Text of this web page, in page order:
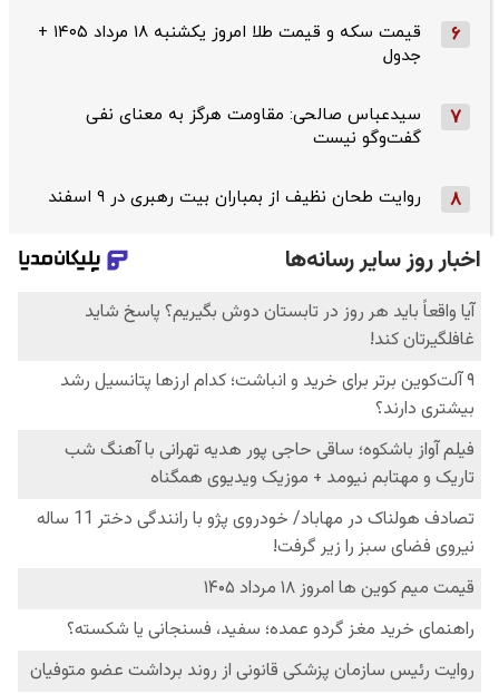
6
قیمت سکه و قیمت طلا امروز یکشنبه ۱۸ مرداد ۱۴۰۵ +
جدول
7
سیدعباس صالحی: مقاومت هرگز به معنای نفی
گفت‌وگو نیست
8 روایت طحان‌ نظیف از بمباران بیت رهبری در ۹ اسفند